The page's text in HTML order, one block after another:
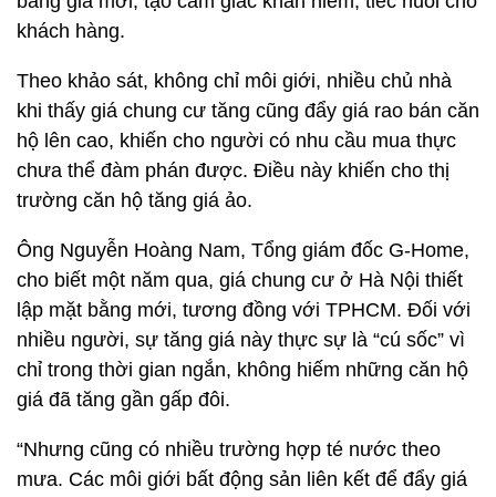
khách hàng.
Theo khảo sát, không chỉ môi giới, nhiều chủ nhà
khi thấy giá chung cư tăng cũng đẩy giá rao bán căn
hộ lên cao, khiến cho người có nhu cầu mua thực
chưa thể đàm phán được. Điều này khiến cho thị
trường căn hộ tăng giá ảo.
Ông Nguyễn Hoàng Nam, Tổng giám đốc G-Home,
cho biết một năm qua, giá chung cư ở Hà Nội thiết
lập mặt bằng mới, tương đồng với TPHCM. Đối với
nhiều người, sự tăng giá này thực sự là “cú sốc” vì
chỉ trong thời gian ngắn, không hiếm những căn hộ
giá đã tăng gần gấp đôi.
“Nhưng cũng có nhiều trường hợp té nước theo
mưa. Các môi giới bất động sản liên kết để đẩy giá